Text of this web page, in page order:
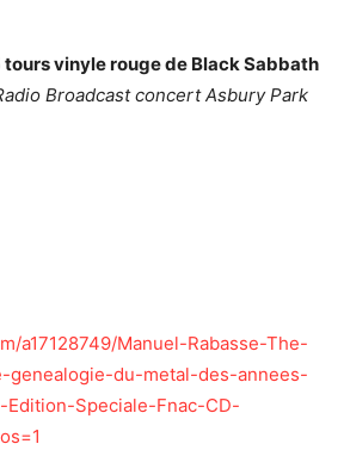
tours vinyle rouge de Black Sabbath
Broadcast concert Asbury Park
a17128749/Manuel-Rabasse-The-
genealogie-du-metal-des-annees-
Speciale-Fnac-CD-